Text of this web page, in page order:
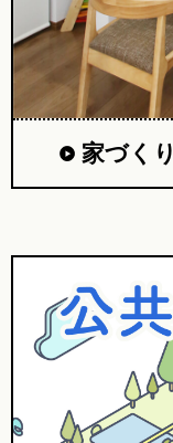
家づくり